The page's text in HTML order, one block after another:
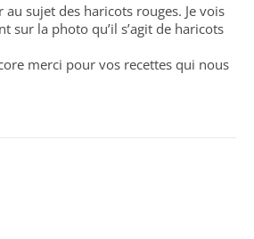
au sujet des haricots rouges. Je vois
sur la photo qu’il s’agit de haricots
merci pour vos recettes qui nous